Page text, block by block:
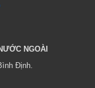
NGOÀI
Định.